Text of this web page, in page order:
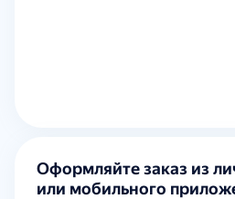
Оформляйте заказ из
или мобильного